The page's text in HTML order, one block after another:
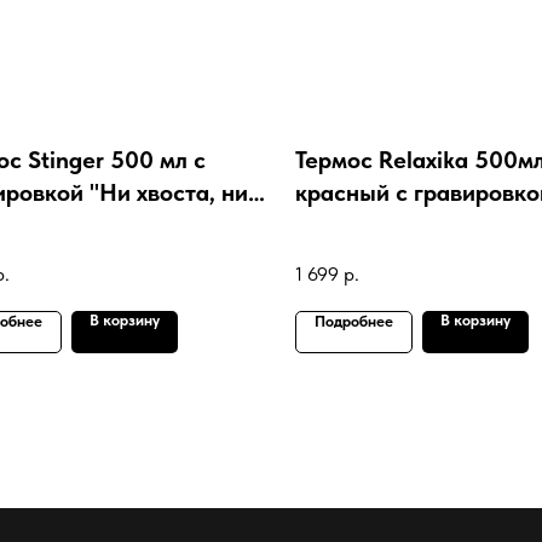
Stinger 500 мл с
"Ни хвоста, ни
В корзину
Термос Relaxika
красный с
1 699 р.
Подробнее В корзину